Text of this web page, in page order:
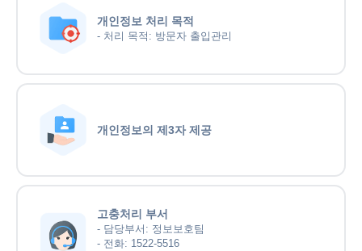
개인정보 처리 목적
- 처리 목적: 방문자 출입관리
개인정보의 제3자 제공
고충처리 부서
- 담당부서: 정보보호팀
- 전화: 1522-5516